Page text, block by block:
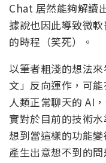
Chat 居然能夠解讀
據說也因此導致微
的時程（笑死）。
以筆者粗淺的想法
文」反向運作，可
人類正常聊天的 AI
實對於目前的技術
想到當這樣的功能
產生出意想不到的問